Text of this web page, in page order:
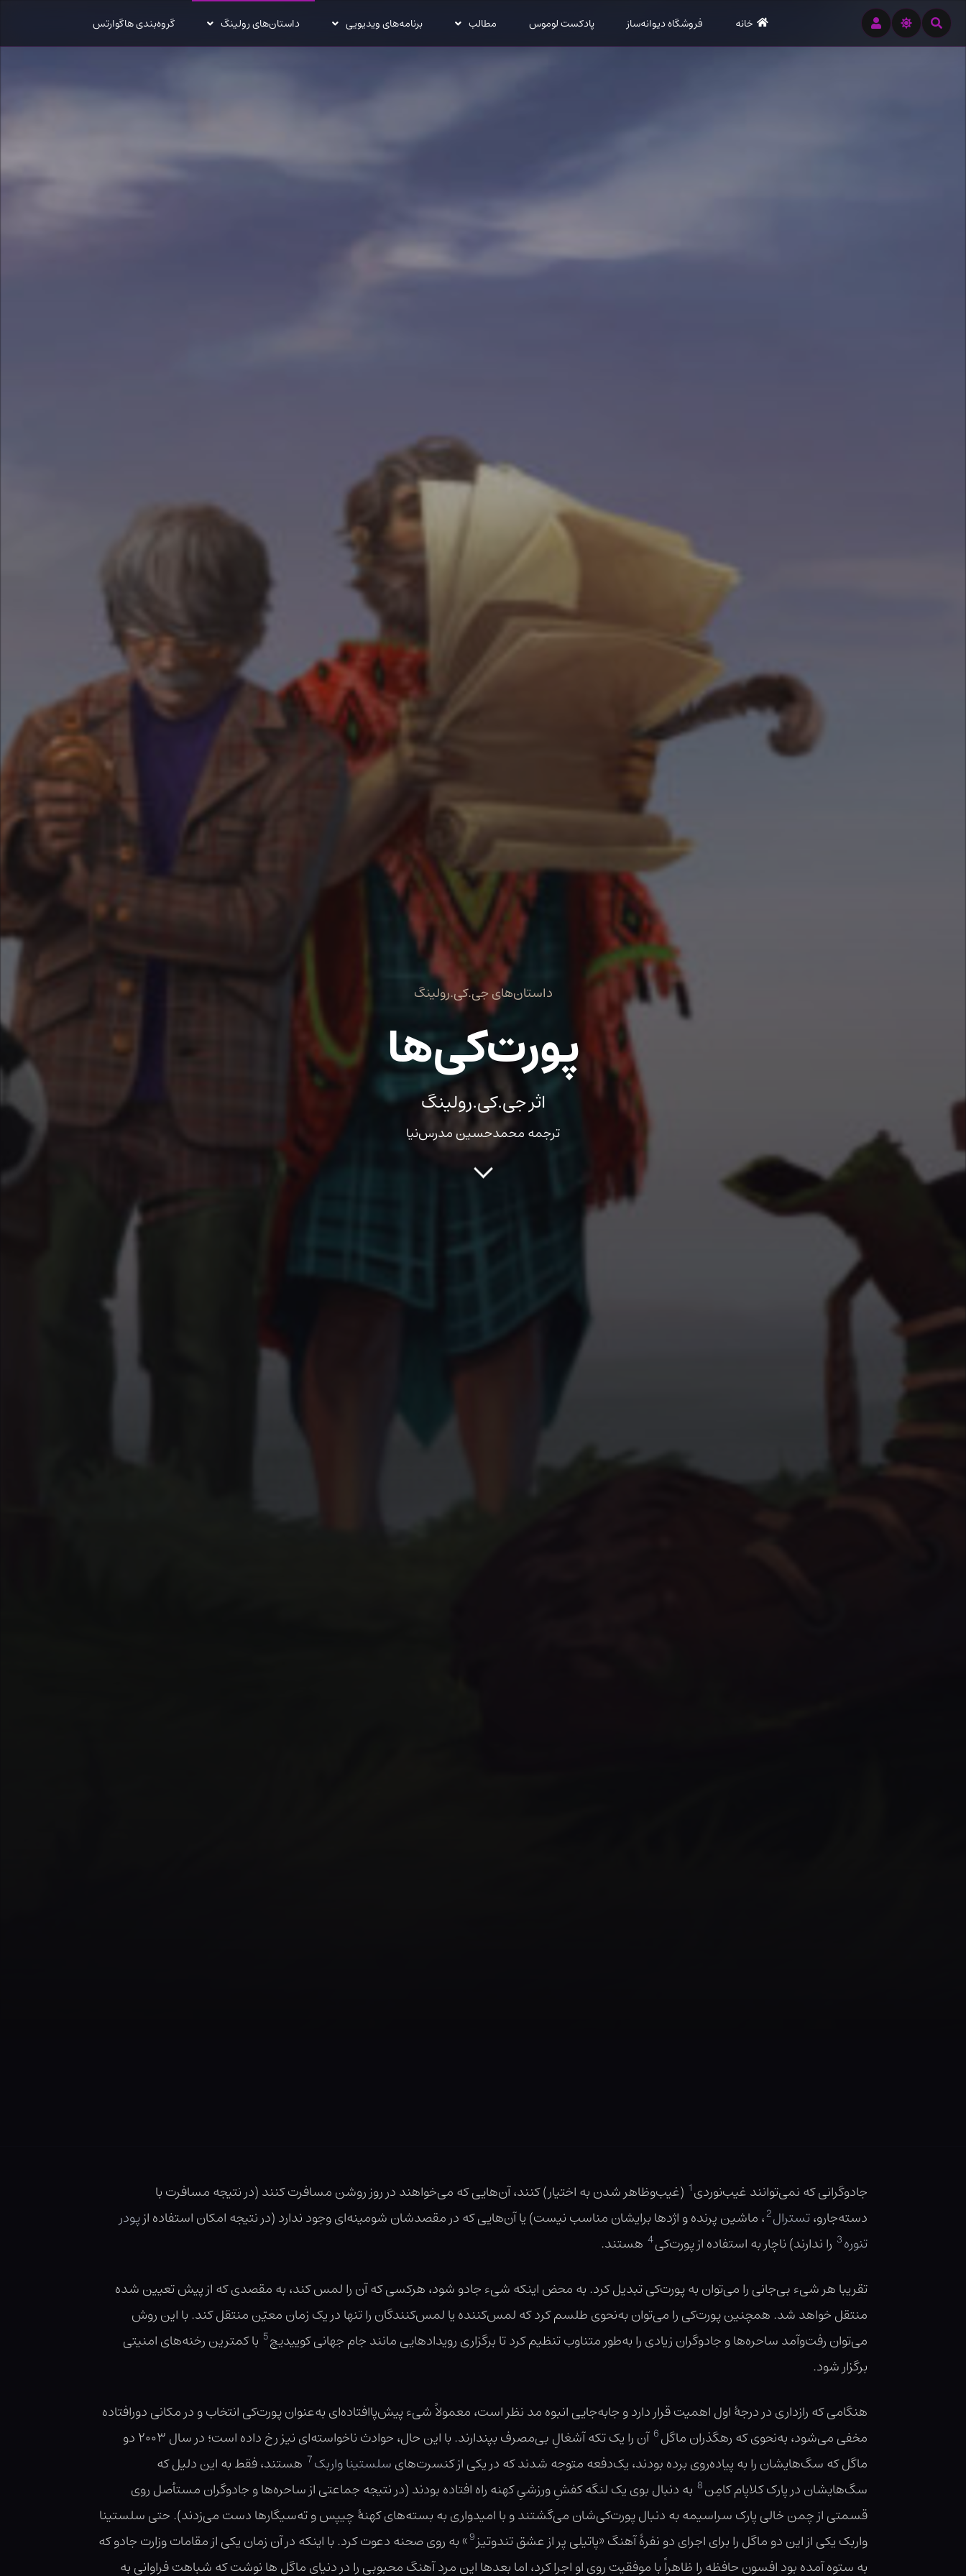
ورود
خانه فروشگاه دیوانه‌ساز پادکست لوموس مطالب برنامه‌های ویدیویی داستان‌های رولینگ گروه‌بندی هاگوارتس
داستان‌های جی.کی.رولینگ
پورت‌کی‌ها
اثر جی.کی.رولینگ
ترجمه محمدحسین مدرس‌نیا
جادوگرانی که نمی‌توانند غیب‌نوردی1 (غیب‌وظاهر شدن به اختیار) کنند، آن‌هایی که می‌خواهند در روز روشن مسافرت کنند (در نتیجه مسافرت با
دسته‌جارو،تسترال2، ماشین پرنده و اژدها برایشان مناسب نیست) یا آن‌هایی که در مقصدشان شومینه‌ای وجود ندارد (در نتیجه امکان استفاده ازپودر
تنوره3 را ندارند) ناچار به استفاده از پورت‌کی4 هستند.
تقریبا هر شیء بی‌جانی را می‌توان به پورت‌کی تبدیل کرد. به محض اینکه شیء جادو شود، هرکسی که آن را لمس کند، به مقصدی که از پیش تعیین شده
منتقل خواهد شد. همچنین پورت‌کی را می‌توان به‌نحوی طلسم کرد که لمس‌کننده یا لمس‌کنندگان را تنها در یک زمان معیّن منتقل کند. با این روش
می‌توان رفت‌وآمد ساحره‌ها و جادوگران زیادی را به‌طور متناوب تنظیم کرد تا برگزاری رویدادهایی مانند جام جهانی کوییدیچ5 با کمترین رخنه‌های امنیتی
برگزار شود.
هنگامی که رازداری در درجهٔ اول اهمیت قرار دارد و جابه‌جایی انبوه مد نظر است، معمولاً شیء پیش‌پاافتاده‌ای به‌عنوان پورت‌کی انتخاب و در مکانی دورافتاده
مخفی می‌شود، به‌نحوی که رهگذران ماگل6
آن را یک تکه آشغالِ بی‌مصرف بپندارند. با این حال، حوادث ناخواسته‌ای نیز رخ داده است؛ در سال ۲۰۰۳ دو
ماگل که سگ‌هایشان را به پیاده‌روی برده بودند، یک‌دفعه متوجه شدند که در یکی از کنسرت‌هایسلستینا واربک7 هستند، فقط به این دلیل که
سگ‌هایشان در پارک کلاپام کامِن8 به دنبال بوی یک لنگه کفشِ ورزشیِ کهنه راه افتاده بودند (در نتیجه جماعتی از ساحره‌ها و جادوگران مستأصل روی
قسمتی از چمن خالی پارک سراسیمه به دنبال پورت‌کی‌شان می‌گشتند و با امیدواری به بسته‌های کهنهٔ چیپس و ته‌سیگارها دست می‌زدند). حتی سلستینا
واربک یکی از این دو ماگل را برای اجرای دو نفرهٔ آهنگ «پاتیلی پر از عشق تندوتیز9» به روی صحنه دعوت کرد. با اینکه در آن زمان یکی از مقامات وزارت جادو که
به ستوه آمده بود افسون حافظه را ظاهراً با موفقیت روی او اجرا کرد، اما بعدها این مرد آهنگ محبوبی را در دنیای ماگل ها نوشت که شباهت‌ فراوانی به